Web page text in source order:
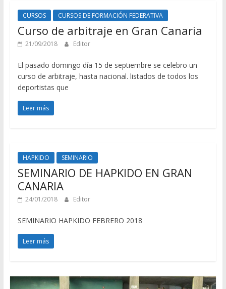
CURSOS CURSOS DE FORMACIÓN FEDERATIVA
Curso de arbitraje en Gran Canaria
21/09/2018 Editor
El pasado domingo día 15 de septiembre se celebro un
curso de arbitraje, hasta nacional. listados de todos los
deportistas que
Leer más
HAPKIDO SEMINARIO
SEMINARIO DE HAPKIDO EN GRAN
CANARIA
24/01/2018 Editor
SEMINARIO HAPKIDO FEBRERO 2018
Leer más